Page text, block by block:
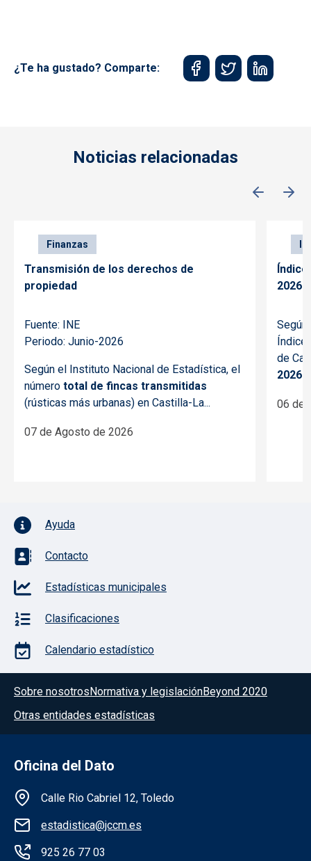
¿Te ha gustado? Comparte:
Noticias relacionadas
Finanzas
Transmisión de los derechos de
propiedad
Fuente: INE
Periodo: Junio-2026
Según el Instituto Nacional de Estadística, el
número total de fincas transmitidas
(rústicas más urbanas) en Castilla-La...
07 de Agosto de 2026
2026
Índice
de
2026
06 de
Pie de página con iconos
Ayuda
Contacto
Estadísticas municipales
Clasificaciones
Calendario estadístico
Menú del pie
Sobre nosotrosNormativa y legislaciónBeyond 2020
Otras entidades estadísticas
Oficina del Dato
Información de la institución
Calle Rio Cabriel 12, Toledo
estadistica@jccm.es
925 26 77 03